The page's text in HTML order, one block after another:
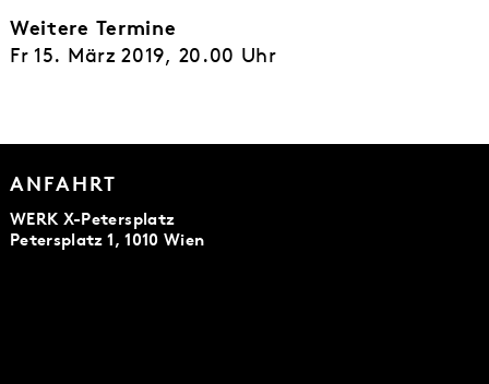
Weitere Termine
Fr 15. März 2019, 20.00 Uhr
ANFAHRT
WERK X-Petersplatz
Petersplatz 1, 1010 Wien